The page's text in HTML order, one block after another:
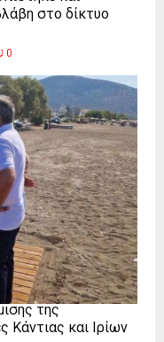
στο δίκτυο
0
της
Κάντιας και Ιρίων